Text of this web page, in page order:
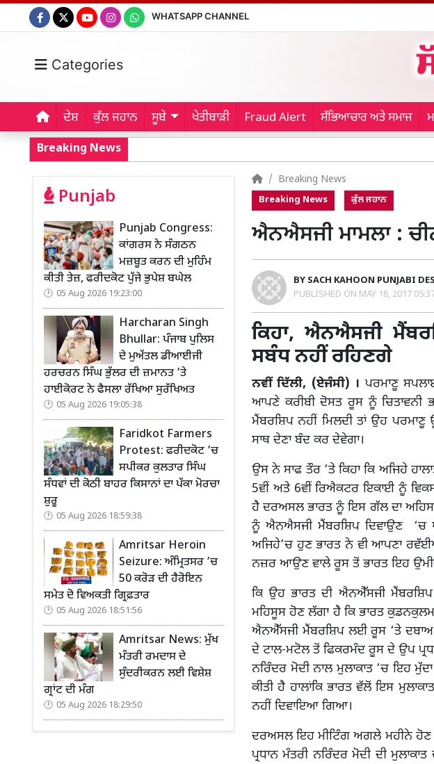
WHATSAPP CHANNEL
Categories
ਦੇਸ਼ ਕੁੱਲ ਜਹਾਨ ਸੂਬੇ ਖੇਤੀਬਾੜੀ Fraud Alert ਸੱਭਿਆਚਾਰ ਅਤੇ ਸਮਾਜ
Breaking News
Punjab
Punjab Congress:
ਕਾਂਗਰਸ ਨੇ ਸੰਗਠਨ
ਮਜ਼ਬੂਤ ਕਰਨ ਦੀ ਮੁਹਿੰਮ
ਕੀਤੀ ਤੇਜ਼, ਫਰੀਦਕੋਟ ਪੁੱਜੇ ਭੁਪੇਸ਼ ਬਘੇਲ
05 Aug 2026 19:23:00
Harcharan Singh
Bhullar: ਪੰਜਾਬ ਪੁਲਿਸ
ਦੇ ਮੁਅੱਤਲ ਡੀਆਈਜੀ
ਹਰਚਰਨ ਸਿੰਘ ਭੁੱਲਰ ਦੀ ਜ਼ਮਾਨਤ ’ਤੇ
ਹਾਈਕੋਰਟ ਨੇ ਫੈਸਲਾ ਰੱਖਿਆ ਸੁਰੱਖਿਅਤ
05 Aug 2026 19:05:38
Faridkot Farmers
Protest: ਫਰੀਦਕੋਟ ’ਚ
ਸਪੀਕਰ ਕੁਲਤਾਰ ਸਿੰਘ
ਸੰਧਵਾਂ ਦੀ ਕੋਠੀ ਬਾਹਰ ਕਿਸਾਨਾਂ ਦਾ ਪੱਕਾ ਮੋਰਚਾ
ਸ਼ੁਰੂ
05 Aug 2026 18:59:38
Amritsar Heroin
Seizure: ਅੰਮ੍ਰਿਤਸਰ ’ਚ
50 ਕਰੋੜ ਦੀ ਹੈਰੋਇਨ
ਸਮੇਤ ਦੋ ਵਿਅਕਤੀ ਗ੍ਰਿਫ਼ਤਾਰ
05 Aug 2026 18:51:56
Amritsar News: ਮੁੱਖ
ਮੰਤਰੀ ਰਮਦਾਸ ਦੇ
ਸੁੰਦਰੀਕਰਨ ਲਈ ਵਿਸ਼ੇਸ਼
ਗ੍ਰਾਂਟ ਦੀ ਮੰਗ
05 Aug 2026 18:29:50
Breaking News
Breaking News ਕੁੱਲ ਜਹਾਨ
ਐਨਐਸਜੀ ਮਾਮਲਾ :
BY SACH KAHOON PUNJABI
PUBLISHED ON MAY 18, 2017
ਕਿਹਾ, ਐਨਐਸਜੀ
ਸਬੰਧ ਨਹੀਂ ਰਹਿਣਗੇ
ਨਵੀਂ ਦਿੱਲੀ, (ਏਜੰਸੀ) । ਪਰਮਾਣੂ
ਆਪਣੇ ਕਰੀਬੀ ਦੋਸਤ ਰੂਸ ਨੂੰ ਚਿਤਾਵਨੀ
ਮੈਂਬਰਸ਼ਿਪ ਨਹੀਂ ਮਿਲਦੀ ਤਾਂ ਉਹ
ਸਾਥ ਦੇਣਾ ਬੰਦ ਕਰ ਦੇਵੇਗਾ।
ਉਸ ਨੇ ਸਾਫ ਤੌਰ ‘ਤੇ ਕਿਹਾ ਕਿ ਅਜਿਹੇ
5ਵੀਂ ਅਤੇ 6ਵੀਂ ਰਿਐਕਟਰ ਇਕਾਈ ਨੂੰ
ਹੈ ਦਰਅਸਲ ਭਾਰਤ ਨੂੰ ਇਸ ਗੱਲ ਦਾ
ਨੂੰ ਐਨਐਸਜੀ ਮੈਂਬਰਸ਼ਿਪ ਦਿਵਾਉਣ ‘ਚ
ਅਜਿਹੇ’ਚ ਹੁਣ ਭਾਰਤ ਨੇ ਵੀ ਆਪਣਾ
ਨਜ਼ਰ ਆਉਣ ਵਾਲੇ ਰੂਸ ਤੋਂ ਭਾਰਤ ਇਹ
ਕਿ ਉਹ ਭਾਰਤ ਦੀ ਐਨਐੱਸਜੀ
ਮਹਿਸੂਸ ਹੋਣ ਲੱਗਾ ਹੈ ਕਿ ਭਾਰਤ
ਐਨਐੱਸਜੀ ਮੈਂਬਰਸ਼ਿਪ ਲਈ ਰੂਸ ‘ਤੇ
ਦੇ ਟਾਲ-ਮਟੋਲ ਤੋਂ ਫਿਕਰਮੰਦ ਰੂਸ ਦੇ ਉਪ
ਨਰਿੰਦਰ ਮੋਦੀ ਨਾਲ ਮੁਲਾਕਾਤ ‘ਚ ਇਹ
ਕੀਤੀ ਹੈ ਹਾਲਾਂਕਿ ਭਾਰਤ ਵੱਲੋਂ ਇਸ
ਨਹੀਂ ਦਿਵਾਇਆ ਗਿਆ।
ਦਰਅਸਲ ਇਹ ਮੀਟਿੰਗ ਅਗਲੇ ਮਹੀਨੇ ਹੋਣ
ਪ੍ਰਧਾਨ ਮੰਤਰੀ ਨਰਿੰਦਰ ਮੋਦੀ ਦੀ